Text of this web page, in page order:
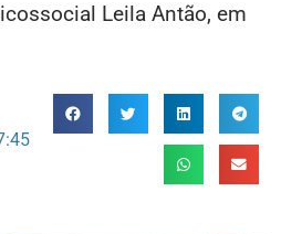
Leila Antão, em